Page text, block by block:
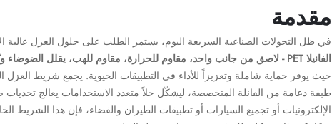
مقدمة
في ظل التحولات الصناعية السريعة اليوم، يستمر الطلب على حلول العزل عالية
الفانيلا PET - لاصق من جانب واحد، مقاوم للحرارة، مقاوم للهب، يقلل الضوضاء ويُمتص الصدمات
حيث يوفر حماية شاملة وتعزيزاً للأداء في التطبيقات الحيوية. يجمع شريط العزل
طبقة دعامة من الفانلة المتخصصة، ليشكّل حلاً متعدد الاستخدامات يعالج
الإلكترونيات أو تجميع السيارات أو تطبيقات الطيران والفضاء، فإن هذا الشريط